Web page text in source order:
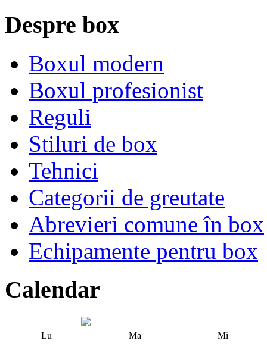
Despre box
Boxul modern
Boxul profesionist
Reguli
Stiluri de box
Tehnici
Categorii de greutate
Abrevieri comune în box
Echipamente pentru box
Calendar
Lu Ma Mi